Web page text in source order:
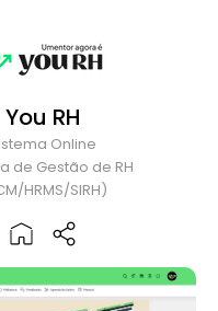
You RH
Online
de Gestão de RH
HRMS/SIRH)